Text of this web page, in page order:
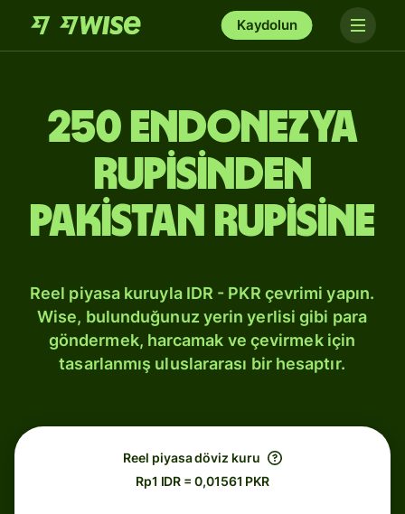
Kaydolun
250 Endonezya
rupisinden
Pakistan rupisine
Reel piyasa kuruyla IDR - PKR çevrimi yapın.
Wise, bulunduğunuz yerin yerlisi gibi para
göndermek, harcamak ve çevirmek için
tasarlanmış uluslararası bir hesaptır.
Reel piyasa döviz kuru
Rp1 IDR = 0,01561 PKR